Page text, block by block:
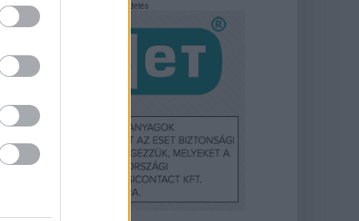
Hirdetés